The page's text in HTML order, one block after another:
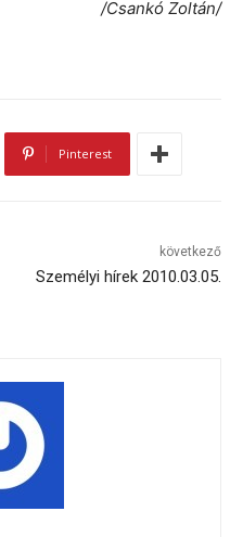
/Csankó Zoltán/
Pinterest
következő
Személyi hírek 2010.03.05.